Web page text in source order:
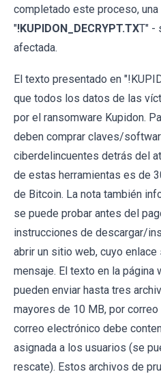
completado este proceso,
"!KUPIDON_DECRYPT.TXT" -
afectada.
El texto presentado en
que todos los datos de las
por el ransomware Kupidon.
deben comprar claves/
ciberdelincuentes detrás del
de estas herramientas es de
de Bitcoin. La nota también
se puede probar antes del
instrucciones de descargar/
abrir un sitio web, cuyo
mensaje. El texto en la
pueden enviar hasta tres
mayores de 10 MB, por
correo electrónico debe
asignada a los usuarios (se
rescate). Estos archivos de